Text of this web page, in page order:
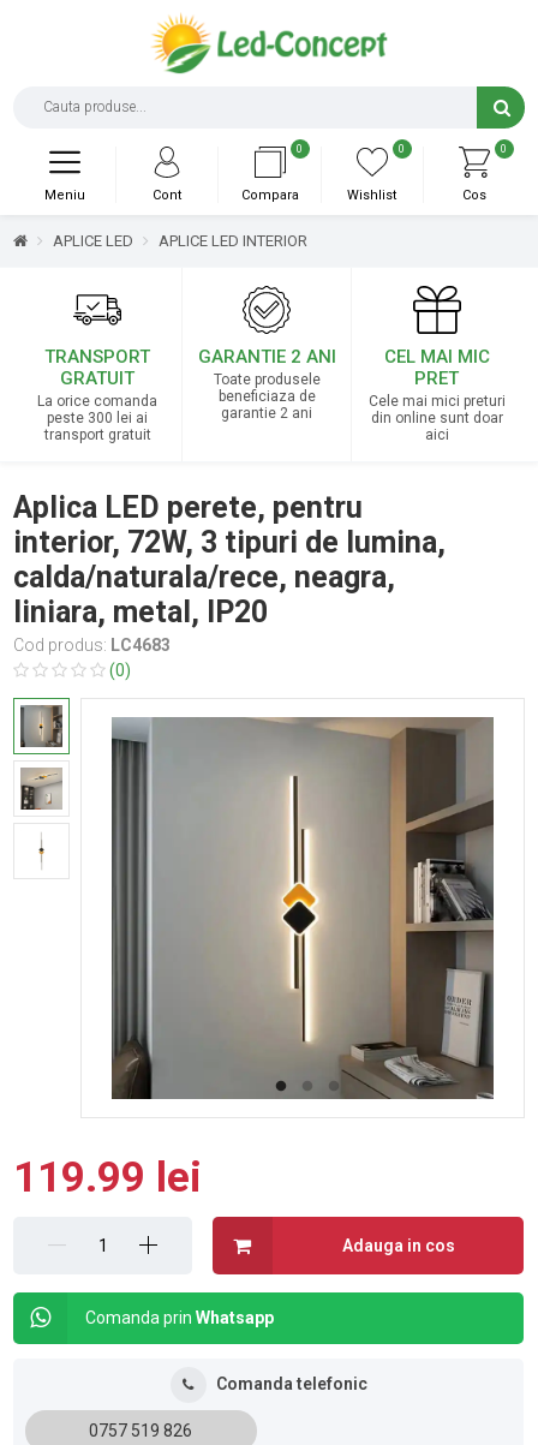
0
Cos
0
Wishlist
0
Compara
Cont
Meniu
APLICE LED APLICE LED INTERIOR
TRANSPORT
GRATUIT
La orice comanda
peste 300 lei ai
transport gratuit
GARANTIE 2 ANI
Toate produsele
beneficiaza de
garantie 2 ani
CEL MAI MIC
PRET
Cele mai mici preturi
din online sunt doar
aici
Aplica LED perete, pentru
interior, 72W, 3 tipuri de lumina,
calda/naturala/rece, neagra,
liniara, metal, IP20
Cod produs: LC4683
(0)
119.99 lei
Adauga in cos
Comanda prinWhatsapp
Comanda telefonic
0757 519 826